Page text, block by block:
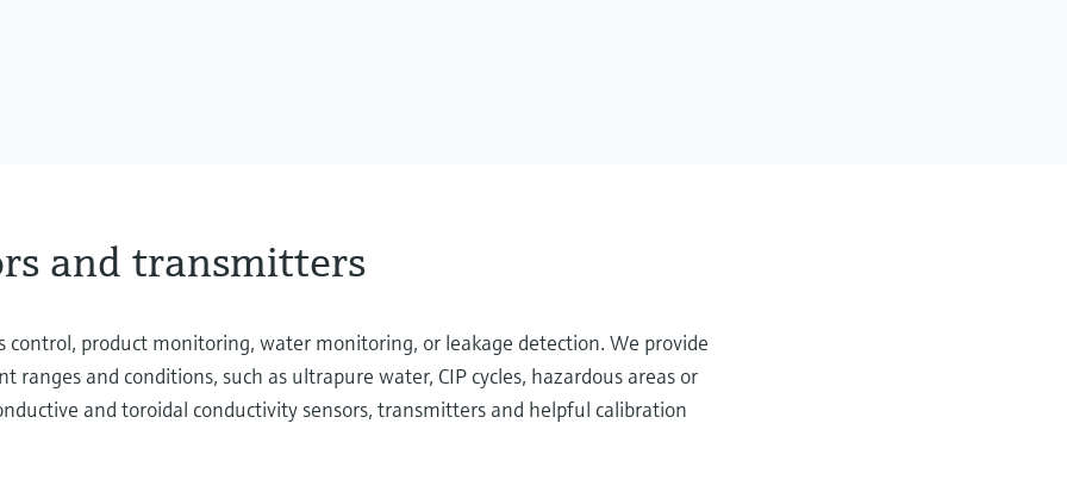
and transmitters
control, product monitoring, water monitoring, or leakage detection. We provide
and conditions, such as ultrapure water, CIP cycles, hazardous areas or
and toroidal conductivity sensors, transmitters and helpful calibration